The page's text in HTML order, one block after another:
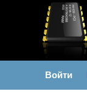
Войти